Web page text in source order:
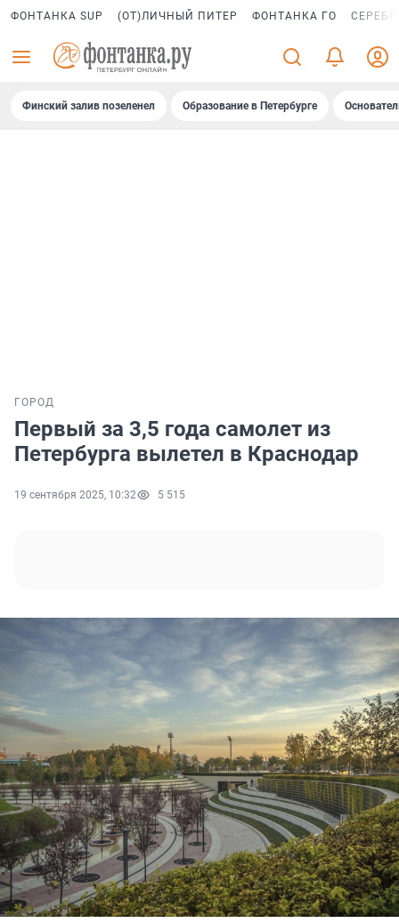
ФОНТАНКА SUP (ОТ)ЛИЧНЫЙ ПИТЕР ФОНТАНКА ГО
Финский залив позеленел Образование в Петербурге
ГОРОД
Первый за 3,5 года самолет из
Петербурга вылетел в Краснодар
19 сентября 2025, 10:32 5 515